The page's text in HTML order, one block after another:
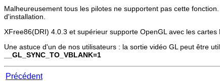
Malheureusement tous les pilotes ne supportent pas cette
d'installation.
XFree86(DRI) 4.0.3 et supérieur supporte OpenGL avec les
Une astuce d'un de nos utilisateurs : la sortie vidéo GL peut être
__GL_SYNC_TO_VBLANK=1
Précédent